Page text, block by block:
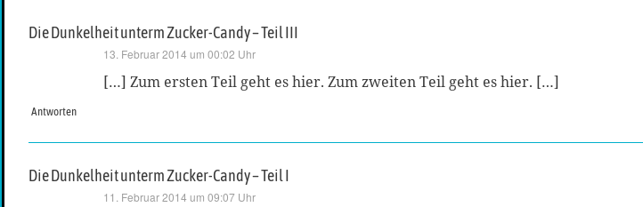
Die Dunkelheit unterm Zucker-Candy – Teil III
13. Februar 2014 um 00:02 Uhr
[…] Zum ersten Teil geht es hier. Zum zweiten Teil geht es hier. […]
Antworten
Die Dunkelheit unterm Zucker-Candy – Teil I
11. Februar 2014 um 09:07 Uhr